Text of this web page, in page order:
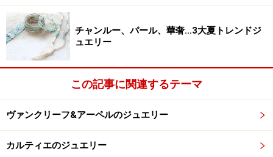
チャンルー、パール、華奢…3大夏トレンドジ
ュエリー
この記事に関連するテーマ
ヴァンクリーフ&アーペルのジュエリー
カルティエのジュエリー